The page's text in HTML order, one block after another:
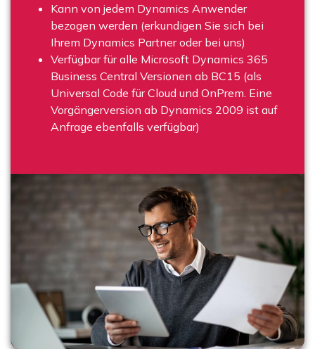
Kann von jedem Dynamics Anwender
bezogen werden (erkundigen Sie sich bei
Ihrem Dynamics Partner oder bei uns)
Verfügbar für alle Microsoft Dynamics 365
Business Central Versionen ab BC15 (als
Universal Code für Cloud und OnPrem. Eine
Vorgängerversion ab Dynamics 2009 ist auf
Anfrage ebenfalls verfügbar)